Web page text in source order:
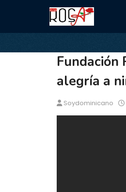
Fundación
alegría a
Soydominicano